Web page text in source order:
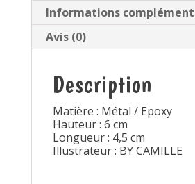
Informations
Avis (0)
Description
Matière : Métal / Epoxy
Hauteur : 6 cm
Longueur : 4,5 cm
Illustrateur : BY CAMILLE